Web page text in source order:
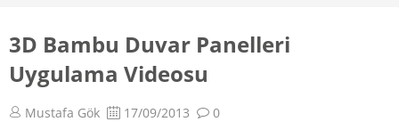
3D Bambu Duvar Panelleri
Uygulama Videosu
Mustafa Gök 17/09/2013 0